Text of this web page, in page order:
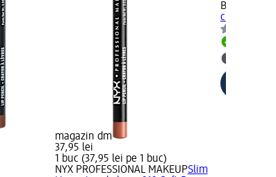
magazin dm
37,95 lei
1 buc (37,95 lei pe 1 buc)
NYX PROFESSIONAL MAKEUPSlim
Bell
creion de